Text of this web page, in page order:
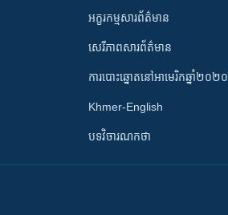
អក្ខរកម្មសារព័ត៌មាន
សេរីភាពសារព័ត៌មាន
ការបោះឆ្នោតនៅអាមេរិកឆ្នាំ២០២០
Khmer-English
បទវិចារណកថា